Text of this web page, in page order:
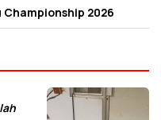
Championship 2026